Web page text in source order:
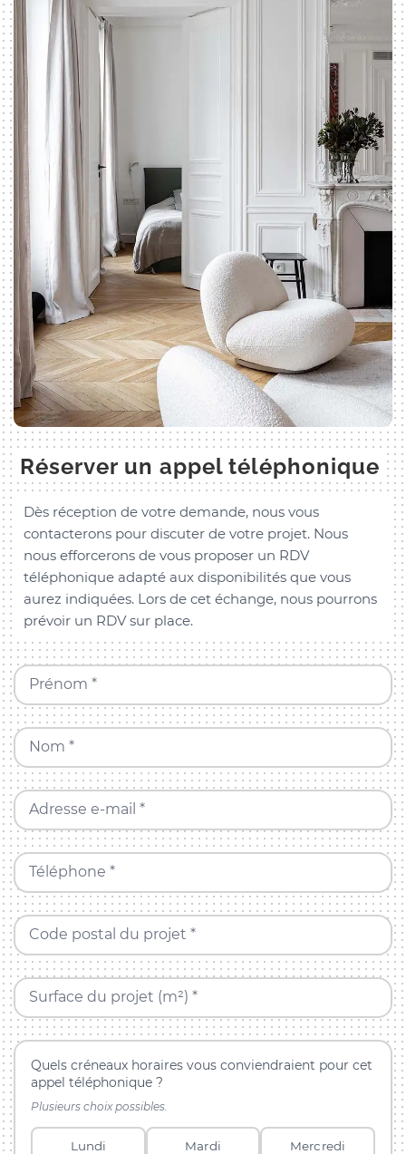
Réserver un appel téléphonique
Dès réception de votre demande, nous vous
contacterons pour discuter de votre projet. Nous
nous efforcerons de vous proposer un RDV
téléphonique adapté aux disponibilités que vous
aurez indiquées. Lors de cet échange, nous pourrons
prévoir un RDV sur place.
Prénom *
Nom *
Adresse e-mail *
Téléphone *
Code postal du projet *
Surface du projet (m²) *
Quels créneaux horaires vous conviendraient pour cet
appel téléphonique ?
Plusieurs choix possibles.
Lundi Mardi Mercredi